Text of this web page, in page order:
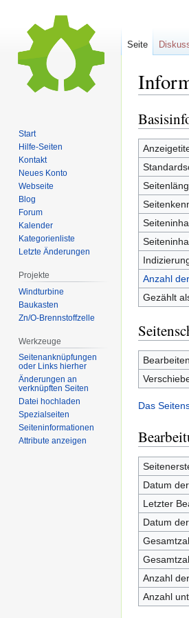
Zur
Navigation
springen
Zur
Suche
springen
Anzahl
Gezählt
Bearbeiten
Das
Datum
Letzter
Datum
Anzahl
Anzahl
Seite
Start
Hilfe-Seiten
Kontakt
Neues Konto
Webseite
Blog
Forum
Kalender
Kategorienliste
Letzte Änderungen
Projekte
Windturbine
Baukasten
Zn/O-Brennstoffzelle
Werkzeuge
Seitenanknüpfungen
oder Links hierher
Änderungen an
verknüpften Seiten
Datei hochladen
Spezialseiten
Seiten­informationen
Attribute anzeigen